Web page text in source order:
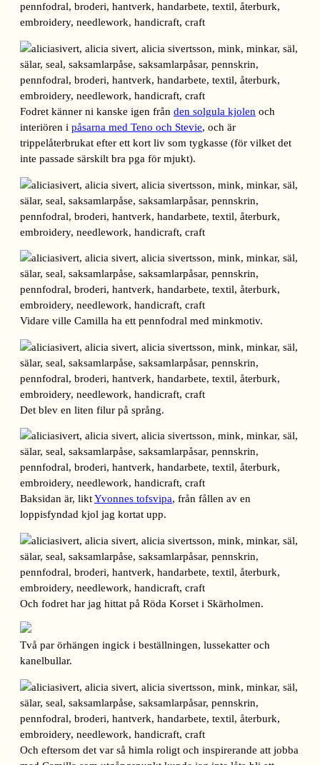
Fodret känner ni kanske igen från den solgula kjolen och
interiören i påsarna med Teno och Stevie, och är
trippelåterbrukat efter ett kort liv som tygkasse (för vilket det
inte passade särskilt bra pga för mjukt).
Vidare ville Camilla ha ett pennfodral med minkmotiv.
Det blev en liten filur på språng.
Baksidan är, liktYvonnes tofsvipa, från fållen av en
loppisfyndad kjol jag kortat upp.
Och fodret har jag hittat på Röda Korset i Skärholmen.
Två par örhängen ingick i beställningen, lussekatter och
kanelbullar.
Och eftersom det var så himla roligt och inspirerande att jobba